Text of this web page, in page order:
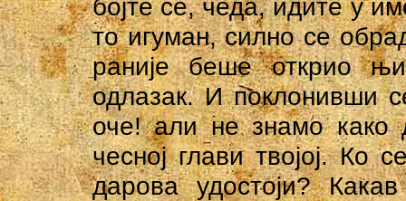
бојте се, чеда, идите у
то игуман, силно се
раније беше открио
одлазак. И поклонивши
оче! али не знамо како
чесној глави твојој. Ко
дарова удостоји?